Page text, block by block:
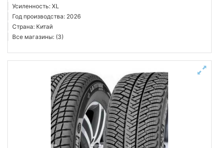
Усиленность: XL
Год производства: 2026
Страна: Китай
Все магазины: (3)